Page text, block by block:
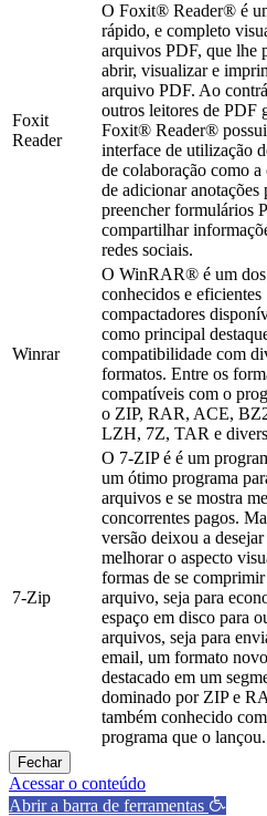
Foxit
Reader
O Foxit® Reader® é
rápido, e completo
arquivos PDF, que lhe
abrir, visualizar e
arquivo PDF. Ao
outros leitores de PDF
Foxit® Reader®
interface de utilização
de colaboração como a
de adicionar anotações
preencher formulários
compartilhar
redes sociais.
Winrar
O WinRAR® é um dos
conhecidos e eficientes
compactadores
como principal
compatibilidade com
formatos. Entre os
compatíveis com o
o ZIP, RAR, ACE,
LZH, 7Z, TAR e
7-Zip
O 7-ZIP é é um
um ótimo programa
arquivos e se mostra
concorrentes pagos.
versão deixou a
melhorar o aspecto
formas de se
arquivo, seja para
espaço em disco para
arquivos, seja para
email, um formato
destacado em um
dominado por ZIP e
também conhecido
programa que o lançou.
Fechar
Acessar o conteúdo
Abrir a barra de ferramentas